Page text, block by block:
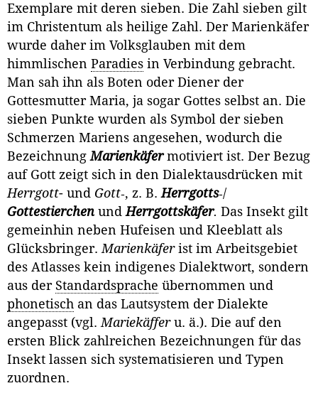
Exemplare mit deren sieben. Die Zahl sieben gilt
im Christentum als heilige Zahl. Der Marienkäfer
wurde da­her im Volksglauben mit dem
himmlischen Paradies in Verbindung ge­bracht.
Man sah ihn als Boten oder Diener der
Gottesmutter Maria, ja sogar Gottes selbst an. Die
sieben Punkte wurden als Symbol der sieben
Schmer­zen Mariens angesehen, wodurch die
BezeichnungMarienkäfermotiviert ist. Der Bezug
auf Gott zeigt sich in den Dialektausdrücken mit
Herrgott- und Gott‑, z. B.Herrgotts‑/
GottestierchenundHerrgottskäfer. Das Insekt gilt
gemeinhin neben Hufeisen und Kleeblatt als
Glücksbringer.Marienkäferist im Arbeitsgebiet
des Atlasses kein indigenes Dialektwort, sondern
aus der Standardsprache übernommen und
phonetisch an das Lautsystem der Dia­lekte
angepasst (vgl.Mariekäfferu. ä.). Die auf den
ersten Blick zahlreichen Bezeichnungen für das
Insekt lassen sich systematisieren und Typen
zuord­nen.